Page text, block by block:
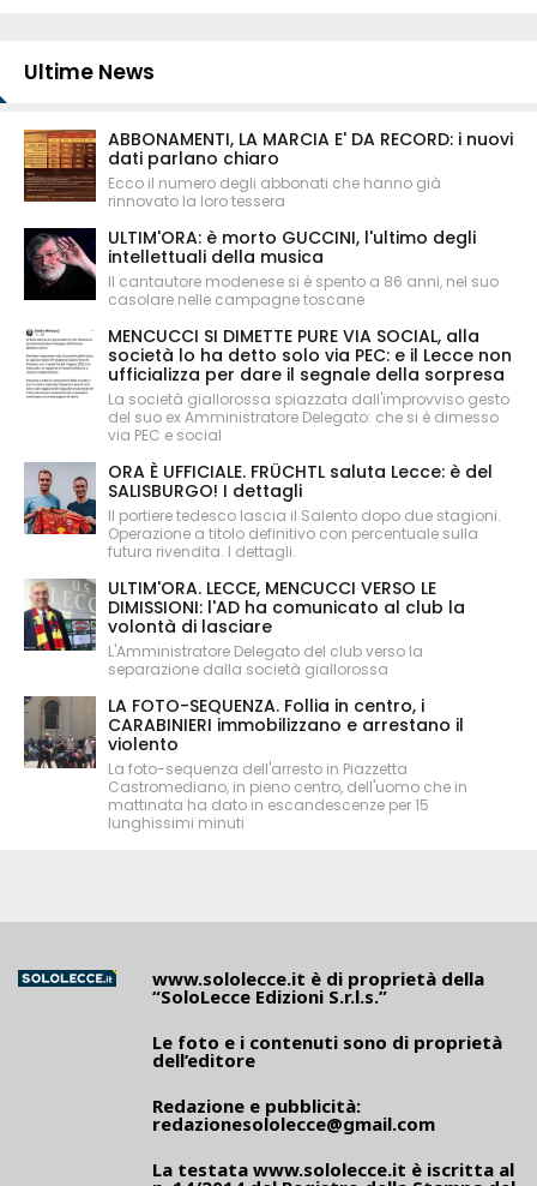
Ultime News
ABBONAMENTI, LA MARCIA E' DA RECORD: i nuovi
dati parlano chiaro
Ecco il numero degli abbonati che hanno già
rinnovato la loro tessera
ULTIM'ORA: è morto GUCCINI, l'ultimo degli
intellettuali della musica
Il cantautore modenese si è spento a 86 anni, nel suo
casolare nelle campagne toscane
MENCUCCI SI DIMETTE PURE VIA SOCIAL, alla
società lo ha detto solo via PEC: e il Lecce non
ufficializza per dare il segnale della sorpresa
La società giallorossa spiazzata dall'improvviso gesto
del suo ex Amministratore Delegato: che si è dimesso
via PEC e social
ORA È UFFICIALE. FRÜCHTL saluta Lecce: è del
SALISBURGO! I dettagli
Il portiere tedesco lascia il Salento dopo due stagioni.
Operazione a titolo definitivo con percentuale sulla
futura rivendita. I dettagli.
ULTIM'ORA. LECCE, MENCUCCI VERSO LE
DIMISSIONI: l'AD ha comunicato al club la
volontà di lasciare
L'Amministratore Delegato del club verso la
separazione dalla società giallorossa
LA FOTO-SEQUENZA. Follia in centro, i
CARABINIERI immobilizzano e arrestano il
violento
La foto-sequenza dell'arresto in Piazzetta
Castromediano, in pieno centro, dell'uomo che in
mattinata ha dato in escandescenze per 15
lunghissimi minuti
www.sololecce.it è di proprietà della
“SoloLecce Edizioni S.r.l.s.”
Le foto e i contenuti sono di proprietà
dell’editore
Redazione e pubblicità:
redazionesololecce@gmail.com
La testata www.sololecce.it è iscritta al